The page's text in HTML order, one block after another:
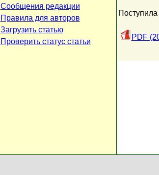
Сообщения редакции
Правила для авторов
Загрузить статью
Проверить статус статьи
PDF